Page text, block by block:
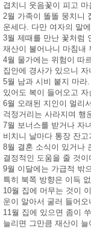
겹치니 웃음꽃이 피고
2월 가족이 똘똘 뭉치니
운세다. 다만 여자의 말
3월 제때를 만난 꽃처럼
재산이 불어나니 마침내
4월 물가에는 위험이 따
집안에 경사가 있으니
5월 남과 시비 붙지 마라
있어도 복이 들어오고
6월 오래된 지인이 멀리
걱정거리는 사라지며 행
7월 보너스를 받거나 자
비치니 날마다 통장 잔
8월 결혼 소식이 있거나
결정적인 도움을 줄 것
9월 이달에는 가급적 밖
특히 북쪽 방향은 이득
10월 집에 머무는 것이
운이 알아서 굴러 들어
11월 집에 있으면 좀이
늘리면 그만큼 재산이